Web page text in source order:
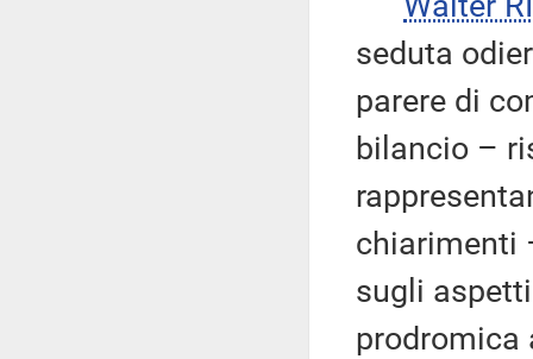
seduta
parere di
bilancio –
chiarimenti
sugli
prodromica